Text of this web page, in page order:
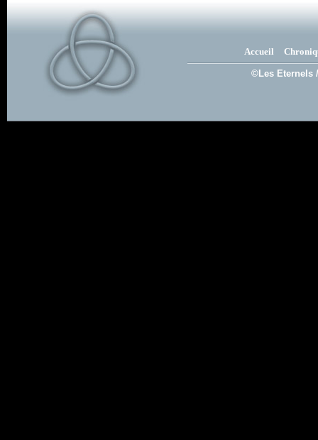
Accueil
©Les Eternels